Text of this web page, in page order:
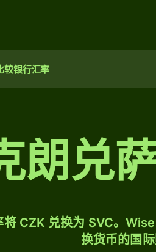
较银行汇率
朗兑
CZK 兑换为 SVC。
换货币的国际